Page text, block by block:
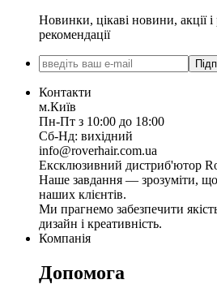
Новинки, цікаві новини, акції
рекомендації
Контакти
м.Київ
Пн-Пт з 10:00 до 18:00
Сб-Нд: вихідний
info@roverhair.com.ua
Ексклюзивний дистриб'ютор
Наше завдання — зрозуміти,
наших клієнтів.
Ми прагнемо забезпечити
дизайн і креативність.
Компанія
Допомога